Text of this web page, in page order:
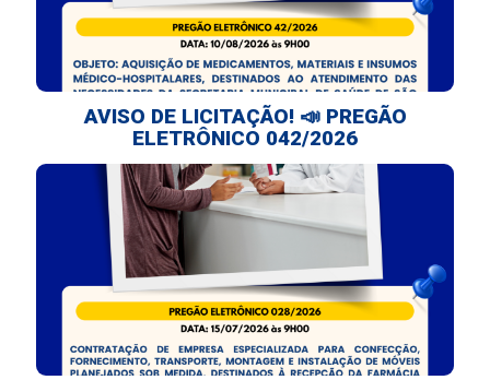
AVISO DE LICITAÇÃO! 📣 PREGÃO
ELETRÔNICO 042/2026